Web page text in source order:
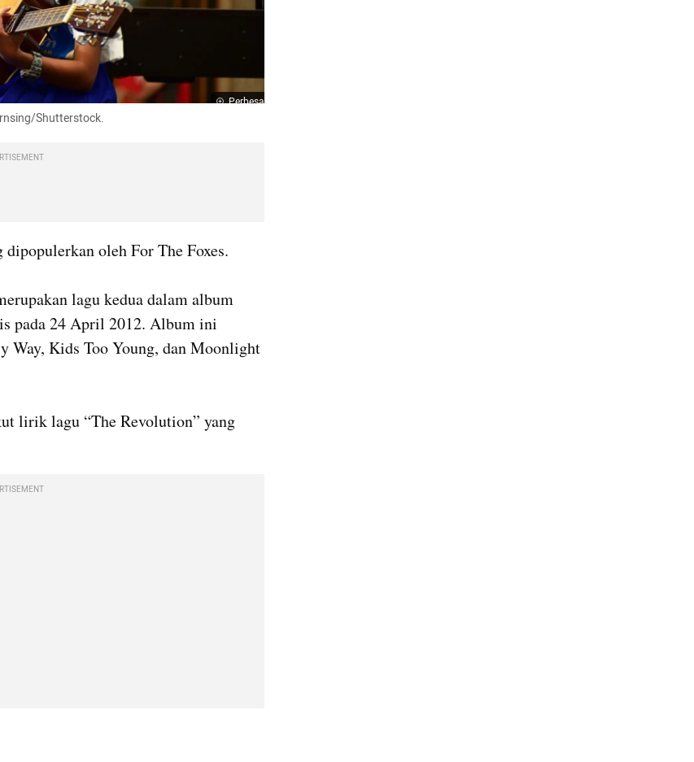
Perbesar
Shutterstock.
oleh For The Foxes.
lagu kedua dalam album
pada 24 April 2012. Album ini
Way, Kids Too Young, dan Moonlight
lirik lagu “The Revolution” yang